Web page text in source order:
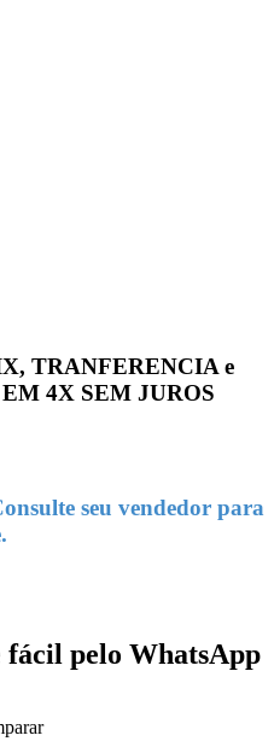
TRANFERENCIA e
4X SEM JUROS
seu vendedor para
fácil pelo WhatsApp